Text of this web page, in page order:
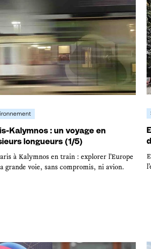
Kalymnos : un voyage en
longueurs (1/5)
à Kalymnos en train : explorer l'Europe
grande voie, sans compromis, ni avion.